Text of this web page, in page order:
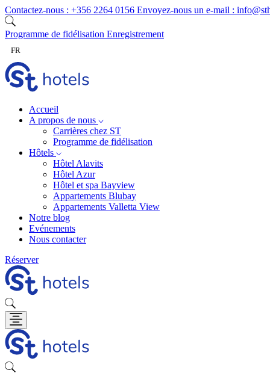
Skip to content
Contactez-nous : +356 2264 0156 Envoyez-nous un e-mail :
Programme de fidélisation Enregistrement
FR
Accueil
A propos de nous
Carrières chez ST
Programme de fidélisation
Hôtels
Hôtel Alavits
Hôtel Azur
Hôtel et spa Bayview
Appartements Blubay
Appartements Valletta View
Notre blog
Evénements
Nous contacter
Réserver